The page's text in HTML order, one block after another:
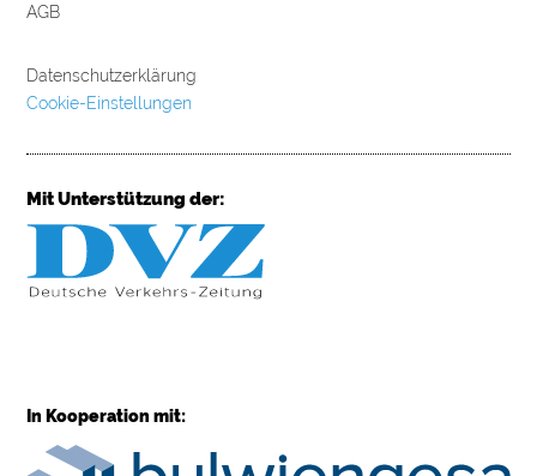
AGB
Datenschutzerklärung
Cookie-Einstellungen
Mit Unterstützung der:
In Kooperation mit: